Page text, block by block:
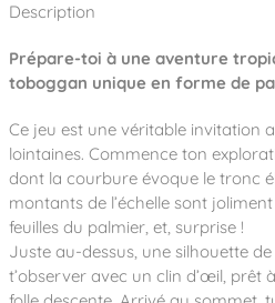
Notre partenariat avec
Nos Garanties
Notre concept
Notre entreprise
Notre équipe
Nous rejoindre
Tous nos jeux
Jeux inclusifs
Nos univers
Sport & Fitness
Agrès fitness
Parcours de santé
Stadium Arena
Street workout
Surfpark
Équipements sportifs
Mobilier urbain
Accessoires ludiques
Nos clients
Collectivités
Établissements
Architectes,
Notre expertise
Des aires
Réalisations
Description
Prépare-toi à une aventure
toboggan unique en forme de
Ce jeu est une véritable invitation
lointaines. Commence ton
dont la courbure évoque le tronc
montants de l’échelle sont
feuilles du palmier, et, surprise !
Juste au-dessus, une silhouette
t’observer avec un clin d’œil, prêt